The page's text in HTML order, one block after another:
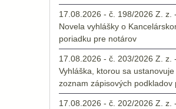
17.08.2026 - č. 198/2026 Z. z. -
Novela vyhlášky o
poriadku pre notárov
17.08.2026 - č. 203/2026 Z. z. -
Vyhláška, ktorou sa ustanovuje
zoznam zápisových podkladov
17.08.2026 - č. 202/2026 Z. z. -